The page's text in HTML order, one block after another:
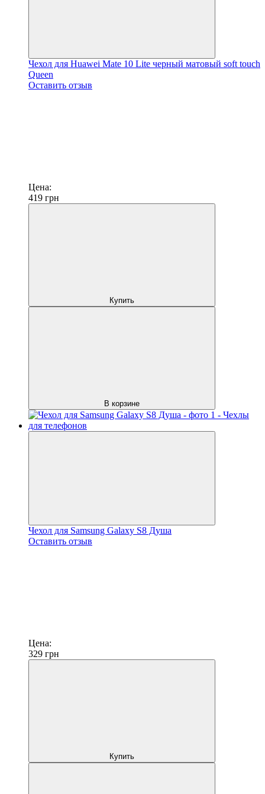
Чехол для Huawei Mate 10 Lite черный матовый soft touch
Queen
Оставить отзыв
Цена:
419 грн
Купить
В корзине
Чехол для Samsung Galaxy S8 Душа
Оставить отзыв
Цена:
329 грн
Купить